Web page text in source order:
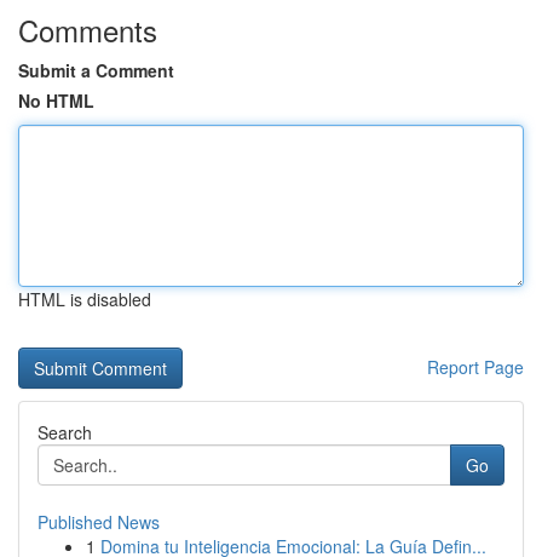
Comments
Submit a Comment
No HTML
HTML is disabled
Report Page
Search
Go
Published News
1 Domina tu Inteligencia Emocional: La Guía Defin...